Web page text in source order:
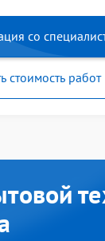
со
стоимость работ